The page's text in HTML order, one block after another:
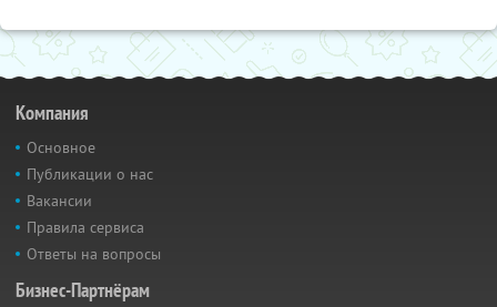
Компания
Основное
Публикации о нас
Вакансии
Правила сервиса
Ответы на вопросы
Бизнес-Партнёрам